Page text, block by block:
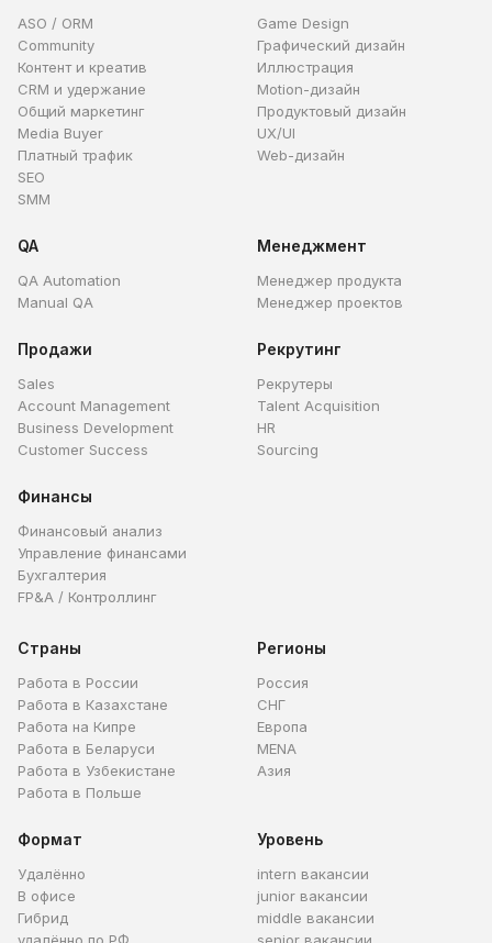
ASO / ORM
Community
Контент и креатив
CRM и удержание
Общий маркетинг
Media Buyer
Платный трафик
SEO
SMM
Game Design
Графический дизайн
Иллюстрация
Motion-дизайн
Продуктовый дизайн
UX/UI
Web-дизайн
QA
QA Automation
Manual QA
Менеджмент
Менеджер продукта
Менеджер проектов
Продажи
Sales
Account Management
Business Development
Customer Success
Рекрутинг
Рекрутеры
Talent Acquisition
HR
Sourcing
Финансы
Финансовый анализ
Управление финансами
Бухгалтерия
FP&A / Контроллинг
Страны
Работа в России
Работа в Казахстане
Работа на Кипре
Работа в Беларуси
Работа в Узбекистане
Работа в Польше
Регионы
Россия
СНГ
Европа
MENA
Азия
Формат
Удалённо
В офисе
Гибрид
Уровень
intern вакансии
junior вакансии
middle вакансии